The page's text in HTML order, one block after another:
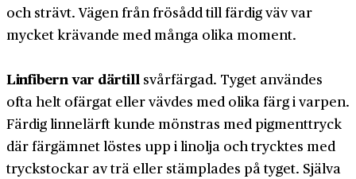
och strävt. Vägen från frösådd till färdig väv var
mycket krävande med många olika moment.
Linfibern var därtill svår­färgad. Tyget användes
ofta helt ofärgat eller vävdes med olika färg i varpen.
Färdig linnelärft kunde mönstras med pigment­tryck
där färgämnet löstes upp i linolja och trycktes med
tryckstockar av trä eller stämplades på tyget. Själva